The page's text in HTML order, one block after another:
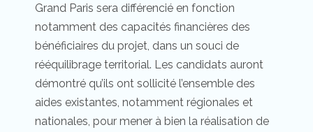
Grand Paris sera différencié en fonction
notamment des capacités financières des
bénéficiaires du projet, dans un souci de
rééquilibrage territorial. Les candidats auront
démontré qu’ils ont sollicité l’ensemble des
aides existantes, notamment régionales et
nationales, pour mener à bien la réalisation de